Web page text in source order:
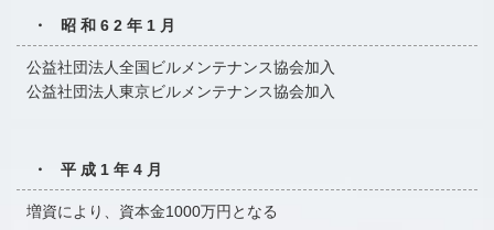
・ 昭和62年1月
公益社団法人全国ビルメンテナンス協会加入
公益社団法人東京ビルメンテナンス協会加入
・ 平成1年4月
増資により、資本金1000万円となる